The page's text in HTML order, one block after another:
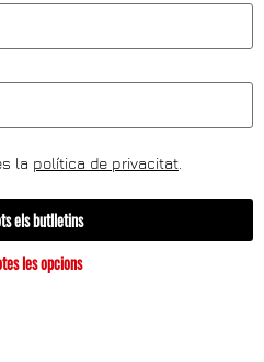
la política de privacitat
els butlletins
les opcions